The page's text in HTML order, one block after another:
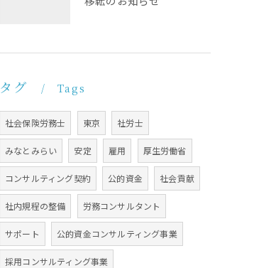
タグ Tags
社会保険労務士 東京 社労士
みなとみらい 安定 雇用 厚生労働省
コンサルティング契約 公的資金 社会貢献
社内規程の整備 労務コンサルタント
サポート 公的資金コンサルティング事業
採用コンサルティング事業